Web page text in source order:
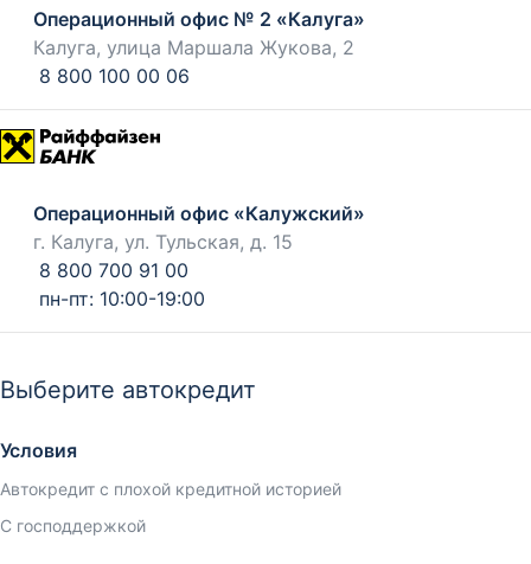
Операционный офис № 2 «Калуга»
Калуга, улица Маршала Жукова, 2
8 800 100 00 06
Операционный офис «Калужский»
г. Калуга, ул. Тульская, д. 15
8 800 700 91 00
пн-пт: 10:00-19:00
Выберите автокредит
Условия
Автокредит с плохой кредитной историей
С господдержкой